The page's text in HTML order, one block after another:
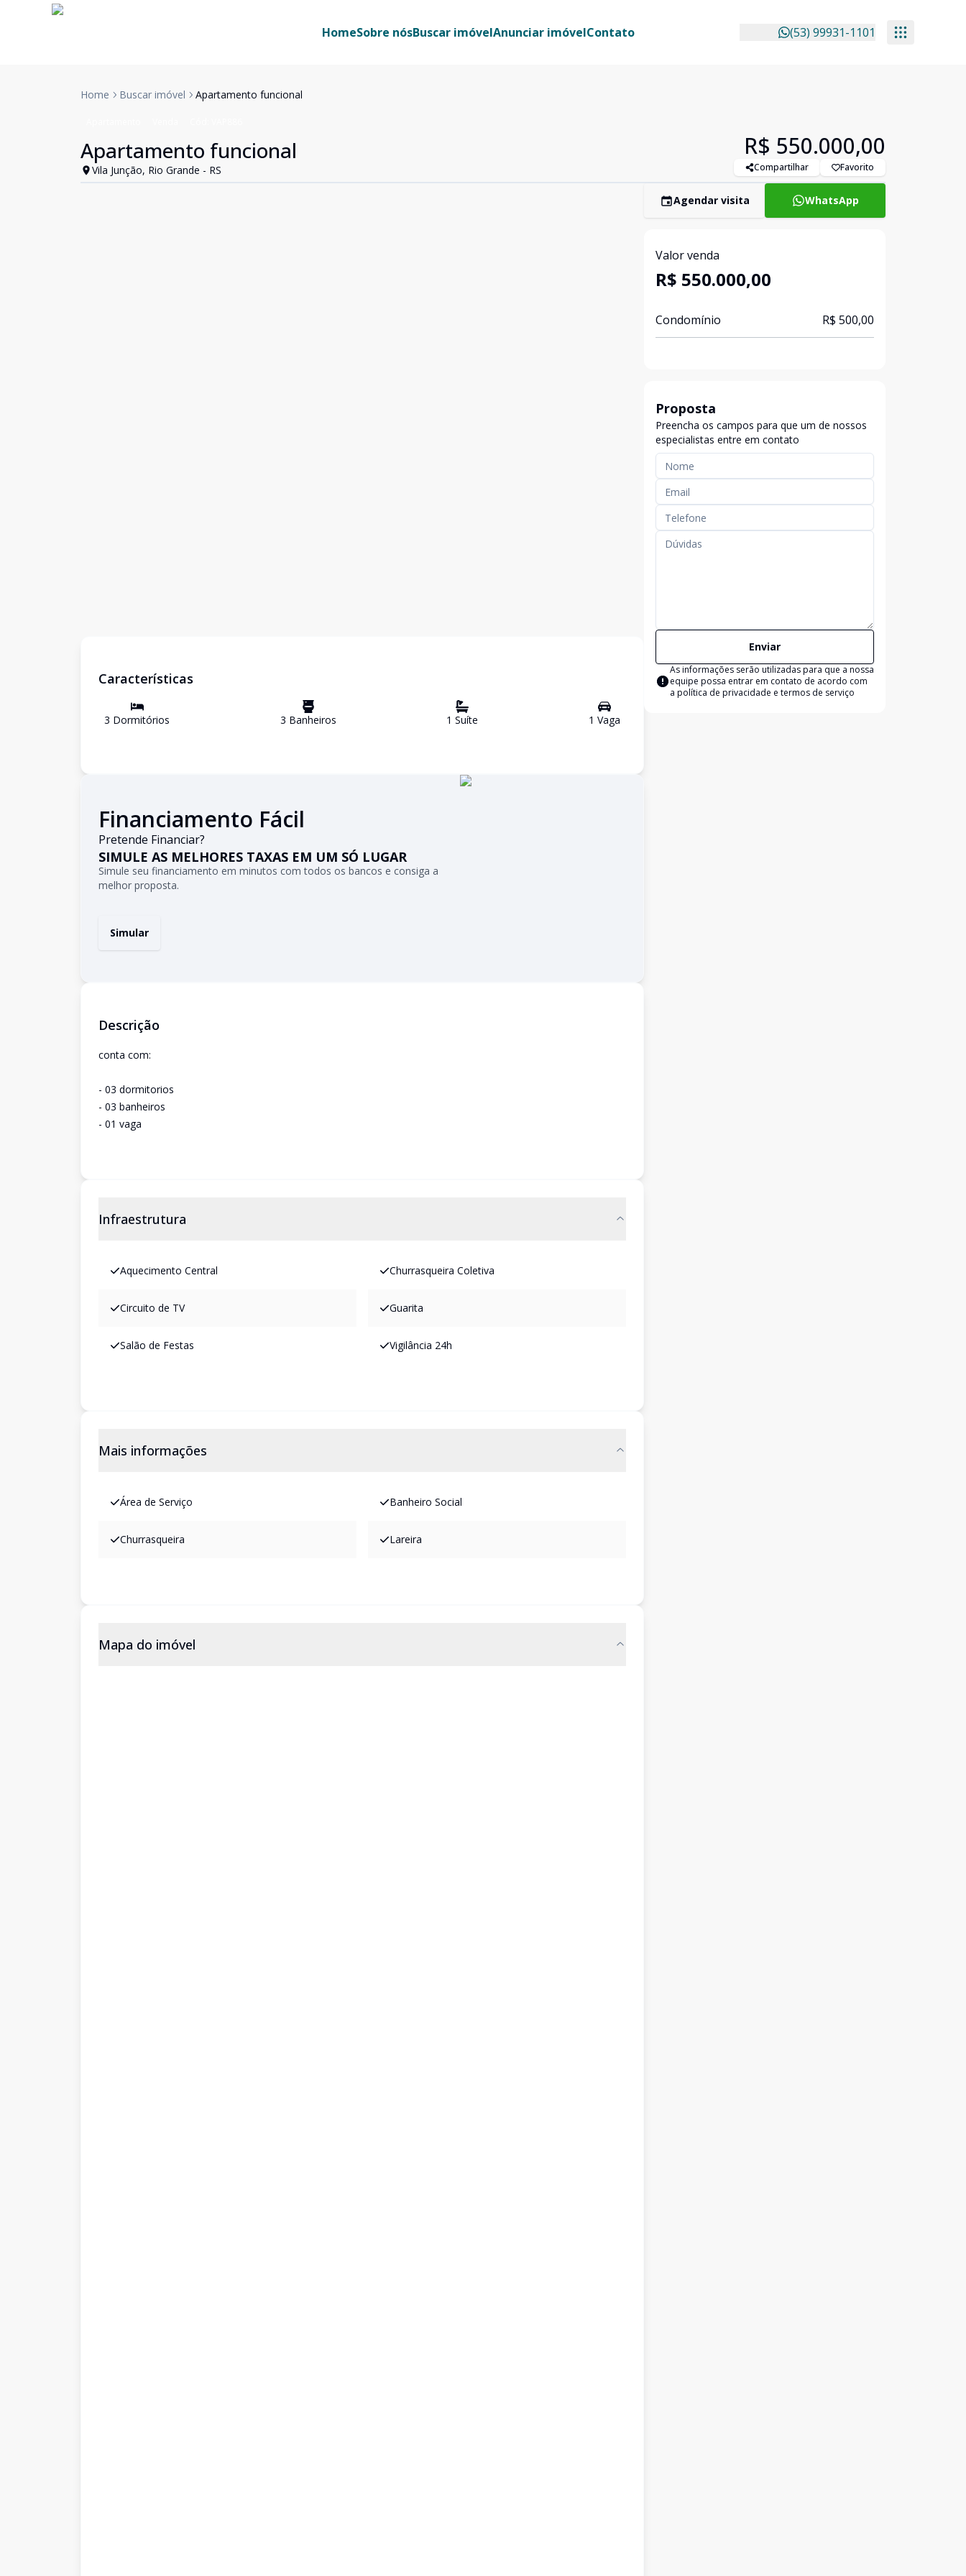
HomeSobre nósBuscar imóvelAnunciar imóvelContato (53) 99931-1101
Home Buscar imóvel Apartamento funcional
Apartamento funcional
Vila Junção, Rio Grande - RS
R$ 550.000,00
Compartilhar Favorito
Características
3 Dormitórios 3 Banheiros 1 Suíte 1 Vaga
Financiamento Fácil
Pretende Financiar?
SIMULE AS MELHORES TAXAS EM UM SÓ LUGAR
Simule seu financiamento em minutos com todos os bancos e consiga a
melhor proposta.
Simular
Descrição
conta com:
- 03 dormitorios
- 03 banheiros
- 01 vaga
Infraestrutura
Aquecimento Central Churrasqueira Coletiva
Circuito de TV Guarita
Salão de Festas Vigilância 24h
Mais informações
Área de Serviço Banheiro Social
Churrasqueira Lareira
Mapa do imóvel
Agendar visita WhatsApp
Valor venda
R$ 550.000,00
Condomínio R$ 500,00
Proposta
Preencha os campos para que um de nossos
especialistas entre em contato
Enviar
As informações serão utilizadas para que a nossa
equipe possa entrar em contato de acordo com
a política de privacidade e termos de serviço